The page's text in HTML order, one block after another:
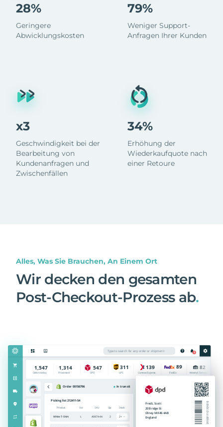
28%
Geringere
Abwicklungskosten
x3
Geschwindigkeit bei der
Bearbeitung von
Kundenanfragen und
Zwischenfällen
79%
Weniger Support-
Anfragen Ihrer Kunden
34%
Erhöhung der
Wiederkaufquote nach
einer Retoure
Alles, Was Sie Brauchen, An Einem Ort
Wir decken den gesamten
Post-Checkout-Prozess ab.